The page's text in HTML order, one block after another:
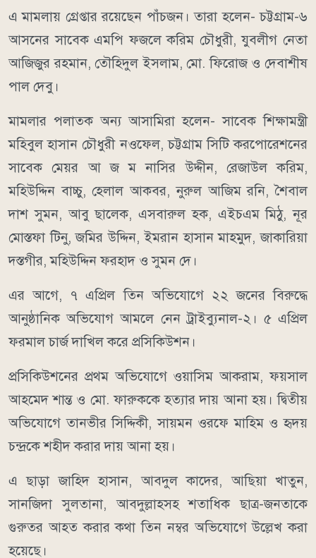
এ মামলায় গ্রেপ্তার রয়েছেন পাঁচজন। তারা হলেন- চট্টগ্রাম-৬
আসনের সাবেক এমপি ফজলে করিম চৌধুরী, যুবলীগ নেতা
আজিজুর রহমান, তৌহিদুল ইসলাম, মো. ফিরোজ ও দেবাশীষ
পাল দেবু।
মামলার পলাতক অন্য আসামিরা হলেন- সাবেক শিক্ষামন্ত্রী
মহিবুল হাসান চৌধুরী নওফেল, চট্টগ্রাম সিটি করপোরেশনের
সাবেক মেয়র আ জ ম নাসির উদ্দীন, রেজাউল করিম,
মহিউদ্দিন বাচ্চু, হেলাল আকবর, নুরুল আজিম রনি, শৈবাল
দাশ সুমন, আবু ছালেক, এসবারুল হক, এইচএম মিঠু, নূর
মোস্তফা টিনু, জমির উদ্দিন, ইমরান হাসান মাহমুদ, জাকারিয়া
দস্তগীর, মহিউদ্দিন ফরহাদ ও সুমন দে।
এর আগে, ৭ এপ্রিল তিন অভিযোগে ২২ জনের বিরুদ্ধে
আনুষ্ঠানিক অভিযোগ আমলে নেন ট্রাইব্যুনাল-২। ৫ এপ্রিল
ফরমাল চার্জ দাখিল করে প্রসিকিউশন।
প্রসিকিউশনের প্রথম অভিযোগে ওয়াসিম আকরাম, ফয়সাল
আহমেদ শান্ত ও মো. ফারুককে হত্যার দায় আনা হয়। দ্বিতীয়
অভিযোগে তানভীর সিদ্দিকী, সায়মন ওরফে মাহিম ও হৃদয়
চন্দ্রকে শহীদ করার দায় আনা হয়।
এ ছাড়া জাহিদ হাসান, আবদুল কাদের, আছিয়া খাতুন,
সানজিদা সুলতানা, আবদুল্লাহসহ শতাধিক ছাত্র-জনতাকে
গুরুতর আহত করার কথা তিন নম্বর অভিযোগে উল্লেখ করা
হয়েছে।